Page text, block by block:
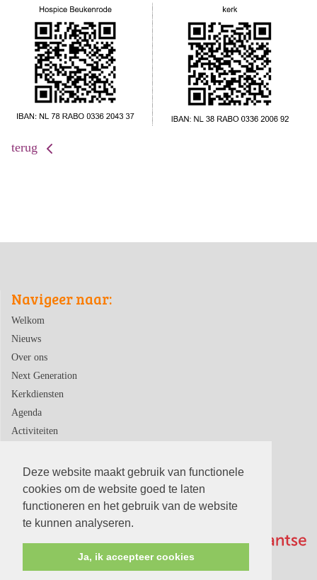
Deze website maakt gebruik van functionele
cookies om de website goed te laten
functioneren en het gebruik van de website
te kunnen analyseren.
Ja, ik accepteer cookies
terug
Navigeer naar:
Welkom
Nieuws
Over ons
Next Generation
Kerkdiensten
Agenda
Activiteiten